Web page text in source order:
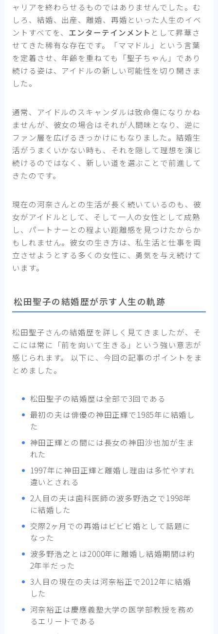
ャリアを終わらせるものではありませんでした。む
しろ、結婚、出産、離婚、再婚といった人生のイベ
ントすべてを、 エンターテインメント として昇華さ
せてきた稀有な存在です。「ママドル」という言葉
を定着させ、年齢を重ねても「聖子ちゃん」であり
続ける姿は、アイドルの新しい可能性を切り開きま
した。
通常、アイドルのスキャンダルは致命傷になりかね
ませんが、彼女の場合はそれが人間味となり、逆に
ファン層を広げるきっかけにもなりました。結婚生
活がうまくいかない時も、それを隠して理想を演じ
続けるのではなく、新しい道を選ぶことで前進して
きたのです。
現在の河奈さんとの生活が長く続いているのも、彼
女がアイドルとして、そして一人の女性として成熟
し、パートナーとの程よい距離感を見つけたからか
もしれません。彼女の生き方は、私生活と仕事を両
立させようとする多くの女性に、勇気を与え続けて
います。
松田聖子の結婚歴が示す人生の軌跡
松田聖子さんの結婚歴を詳しく見てきましたが、そ
こには常に「前を向いて生きる」という強い意志が
感じられます。 以下に、今回の記事のポイントをま
とめました。
松田聖子の結婚歴は全部で3回である
最初の夫は俳優の神田正輝で1985年に結婚し
た
神田正輝との間には長女の神田沙也加が生ま
れた
1997年に神田正輝と離婚し理由は多忙やすれ
違いとされる
2人目の夫は歯科医師の波多野浩之で1998年
に結婚した
交際2ヶ月での再婚はビビビ婚として話題に
なった
波多野浩之とは2000年に離婚し結婚期間は約
2年半だった
3人目の現在の夫は河奈裕正で2012年に結婚
した
河奈裕正は慶應義塾大学の医学部教授を務め
るエリートである